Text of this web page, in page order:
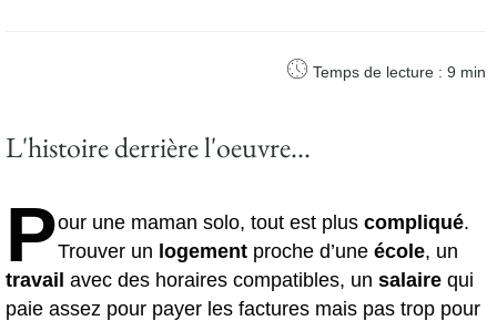
Temps de lecture : 9 min
L'histoire derrière l'oeuvre...
Pour une maman solo, tout est plus compliqué.
Trouver un logement proche d’une école, un
travail avec des horaires compatibles, un salaire qui
paie assez pour payer les factures mais pas trop pour